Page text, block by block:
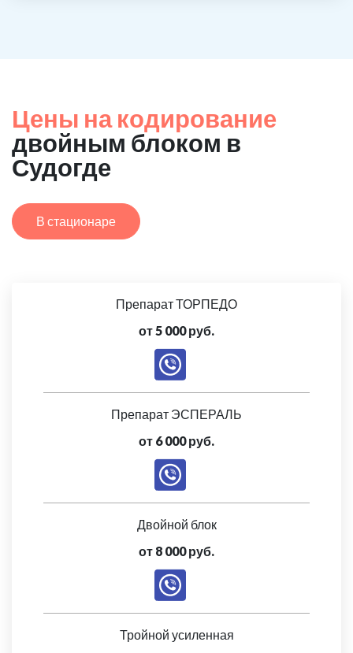
Цены на кодирование
двойным блоком в
Судогде
В стационаре
Препарат ТОРПЕДО
от 5 000 руб.
Препарат ЭСПЕРАЛЬ
от 6 000 руб.
Двойной блок
от 8 000 руб.
Тройной усиленная